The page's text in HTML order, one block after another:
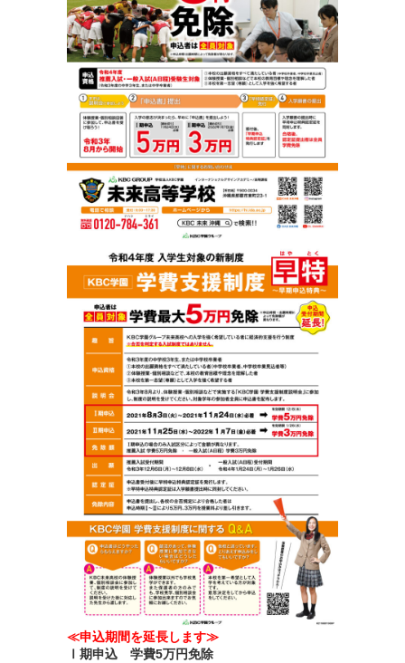
≪申込期間を延長します≫
Ⅰ期申込 学費5万円免除